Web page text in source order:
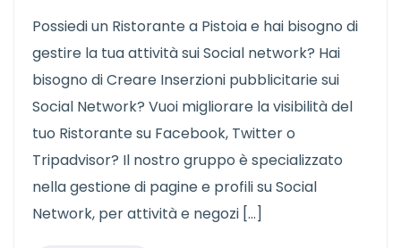
Possiedi un Ristorante a Pistoia e hai bisogno di
gestire la tua attività sui Social network? Hai
bisogno di Creare Inserzioni pubblicitarie sui
Social Network? Vuoi migliorare la visibilità del
tuo Ristorante su Facebook, Twitter o
Tripadvisor? Il nostro gruppo è specializzato
nella gestione di pagine e profili su Social
Network, per attività e negozi […]